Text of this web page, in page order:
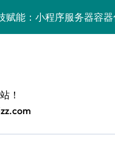
赋能：小程序服务器容
赋能测试：[客户端协同
协同编排：构建高效服务
编排：重塑服务器高效管
生态创新：平台融合赋
！